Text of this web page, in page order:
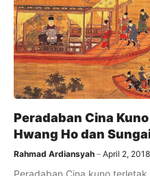
Peradaban Cina
Hwang Ho dan
Rahmad Ardiansyah April 2, 2018
Peradaban Cina kuno